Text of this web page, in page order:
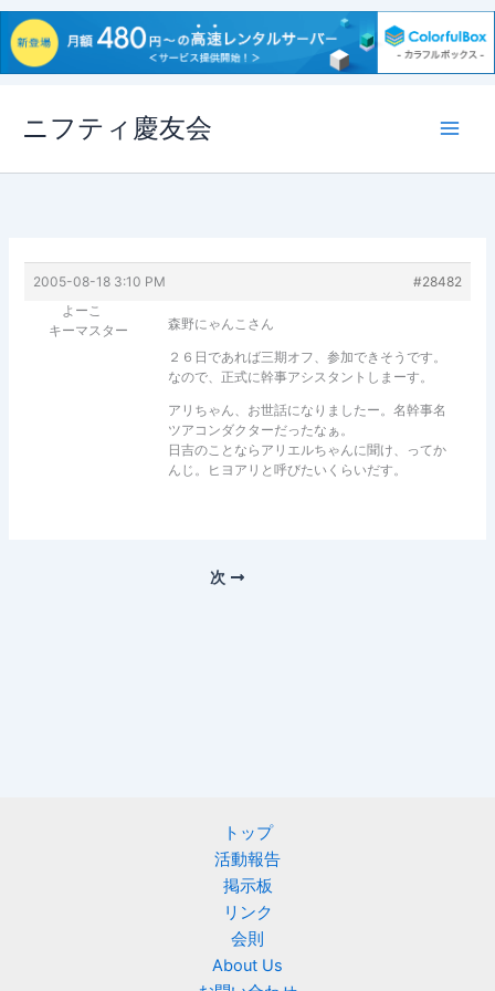
ス
ニフティ慶友会
2005-08-18 3:10 PM
#28482
よーこ
キーマスター
森野にゃんこさん
２６日であれば三期オフ、参加できそうです。
なので、正式に幹事アシスタントしまーす。
アリちゃん、お世話になりましたー。名幹事名
ツアコンダクターだったなぁ。
日吉のことならアリエルちゃんに聞け、ってか
んじ。ヒヨアリと呼びたいくらいだす。
次
トップ
活動報告
掲示板
リンク
会則
About Us